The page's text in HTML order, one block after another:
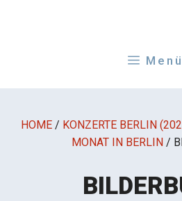
Menü
HOME / KONZERTE BERLIN
MONAT IN BERLIN /